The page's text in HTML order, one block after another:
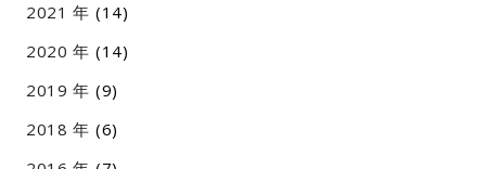
2021
(14)
2020
(14)
2019
(9)
2018
(6)